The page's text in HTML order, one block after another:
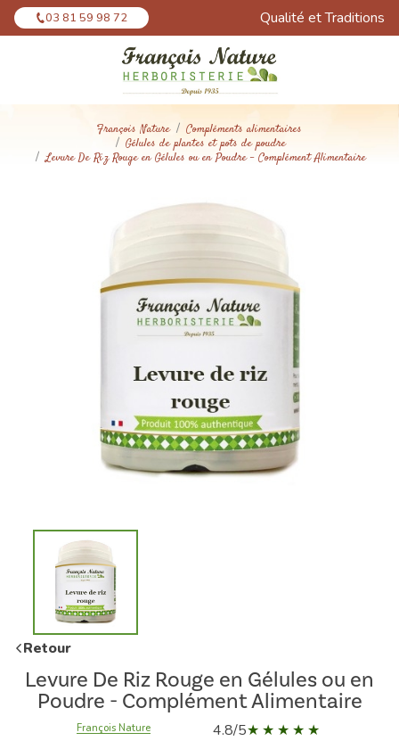
03 81 59 98 72 Qualité et Traditions
François Nature
Compléments alimentaires
Gélules de plantes et pots de poudre
Levure De Riz Rouge en Gélules ou en Poudre - Complément Alimentaire
Retour
Levure De Riz Rouge en Gélules ou en
Poudre - Complément Alimentaire
François Nature 4.8/5
Panneau de gestion des cookies